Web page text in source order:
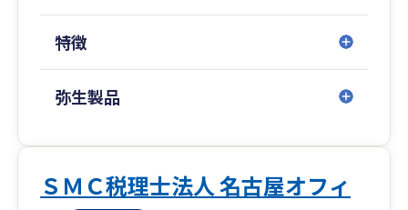
特徴
弥生製品
ＳＭＣ税理士法人 名古屋オフィ